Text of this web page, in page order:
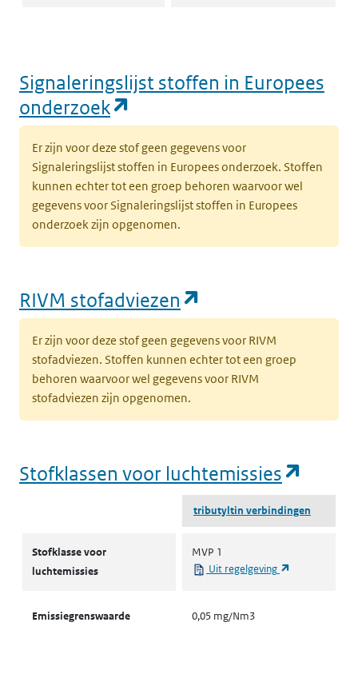
Signaleringslijst stoffen in Europees
onderzoek
Er zijn voor deze stof geen gegevens voor
Signaleringslijst stoffen in Europees onderzoek. Stoffen
kunnen echter tot een groep behoren waarvoor wel
gegevens voor Signaleringslijst stoffen in Europees
onderzoek zijn opgenomen.
RIVM stofadviezen
Er zijn voor deze stof geen gegevens voor RIVM
stofadviezen. Stoffen kunnen echter tot een groep
behoren waarvoor wel gegevens voor RIVM
stofadviezen zijn opgenomen.
Stofklassen voor luchtemissies
tributyltin verbindingen
Stofklasse voor
luchtemissies
MVP 1
Uit regelgeving
Emissiegrenswaarde 0,05 mg/Nm3